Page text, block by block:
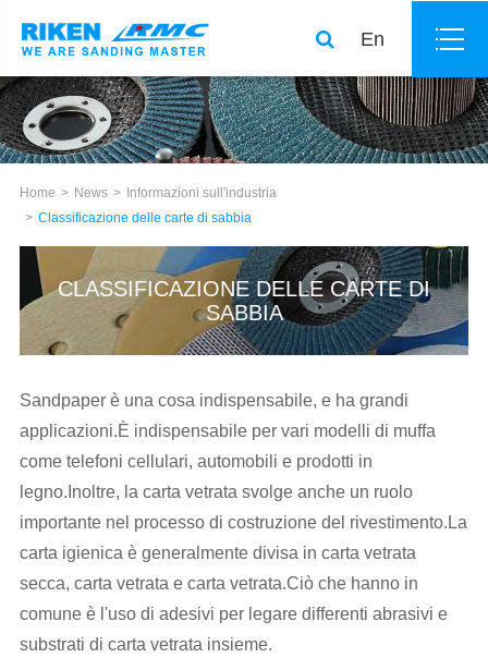
En
Home News
Informazioni sull'industria
Classificazione delle carte di sabbia
CLASSIFICAZIONE DELLE CARTE DI
SABBIA
Sandpaper è una cosa indispensabile, e ha grandi
applicazioni.È indispensabile per vari modelli di muffa
come telefoni cellulari, automobili e prodotti in
legno.Inoltre, la carta vetrata svolge anche un ruolo
importante nel processo di costruzione del rivestimento.La
carta igienica è generalmente divisa in carta vetrata
secca, carta vetrata e carta vetrata.Ciò che hanno in
comune è l'uso di adesivi per legare differenti abrasivi e
substrati di carta vetrata insieme.